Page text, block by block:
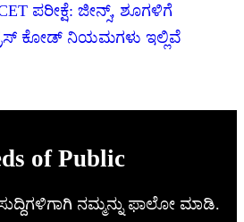
ಪರೀಕ್ಷೆ: ಜೀನ್ಸ್, ಶೂಗಳಿಗೆ
ಕೋಡ್ ನಿಯಮಗಳು ಇಲ್ಲಿವೆ
of Public
ನಮ್ಮನ್ನು ಫಾಲೋ ಮಾಡಿ.